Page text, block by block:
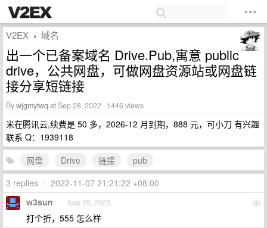
V2EX › 域名
出一个已备案域名 Drive.Pub,寓意 public
drive，公共网盘，可做网盘资源站或网盘链
接分享短链接
Bywjgmytwq at Sep 28, 2022 · 1446 views
米在腾讯云,续费是 50 多，2026-12 月到期，888 元，可小刀 有兴趣
联系 Q：1939118
网盘
Drive 链接
pub
3 replies • 2022-11-07 21:21:22 +08:00
1
w3sun Sep 29, 2022
打个折，555 怎么样